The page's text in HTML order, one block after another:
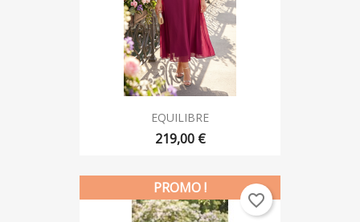
EQUILIBRE
219,00 €
PROMO !
favorite_border